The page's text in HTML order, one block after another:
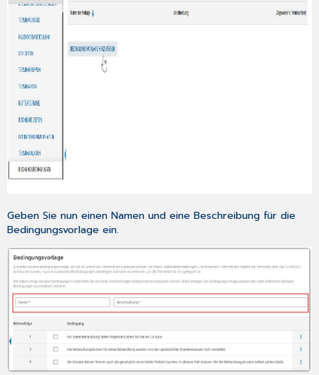
Geben Sie nun einen Namen und eine Beschreibung für die
Bedingungsvorlage ein.